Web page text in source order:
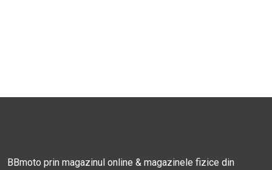
BBmoto prin magazinul online & magazinele fizice din